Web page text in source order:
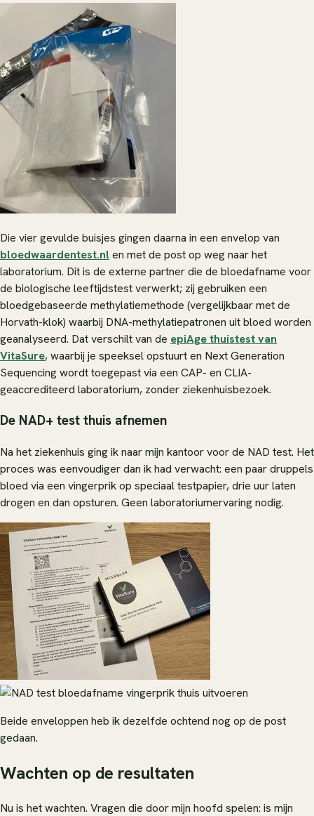
Die vier gevulde buisjes gingen daarna in een envelop van
bloedwaardentest.nl en met de post op weg naar het
laboratorium. Dit is de externe partner die de bloedafname voor
de biologische leeftijdstest verwerkt; zij gebruiken een
bloedgebaseerde methylatiemethode (vergelijkbaar met de
Horvath-klok) waarbij DNA-methylatiepatronen uit bloed worden
geanalyseerd. Dat verschilt van de epiAge thuistest van
VitaSure, waarbij je speeksel opstuurt en Next Generation
Sequencing wordt toegepast via een CAP- en CLIA-
geaccrediteerd laboratorium, zonder ziekenhuisbezoek.
De NAD+ test thuis afnemen
Na het ziekenhuis ging ik naar mijn kantoor voor de NAD test. Het
proces was eenvoudiger dan ik had verwacht: een paar druppels
bloed via een vingerprik op speciaal testpapier, drie uur laten
drogen en dan opsturen. Geen laboratoriumervaring nodig.
Beide enveloppen heb ik dezelfde ochtend nog op de post
gedaan.
Wachten op de resultaten
Nu is het wachten. Vragen die door mijn hoofd spelen: is mijn